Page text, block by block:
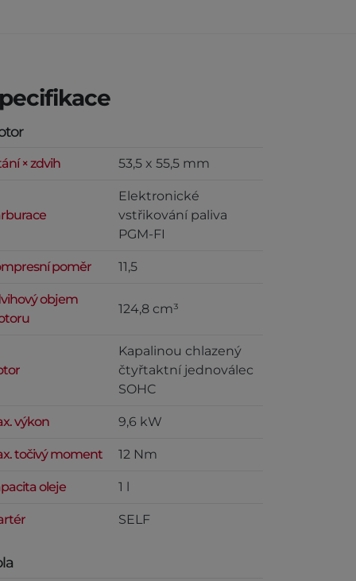
× zdvih 53,5 x 55,5 mm
Elektronické
vstřikování paliva
PGM-FI
poměr 11,5
objem
124,8 cm³
Kapalinou chlazený
čtyřtaktní jednoválec
SOHC
výkon 9,6 kW
točivý moment 12 Nm
oleje 1 l
SELF